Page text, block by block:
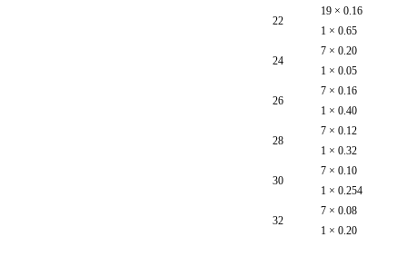
22
19 × 0.16
1 × 0.65
24
7 × 0.20
1 × 0.05
26
7 × 0.16
1 × 0.40
28
7 × 0.12
1 × 0.32
30
7 × 0.10
1 × 0.254
32
7 × 0.08
1 × 0.20